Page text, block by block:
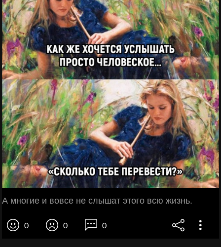
А многие и вовсе не слышат этого всю жизнь.
0 0 0